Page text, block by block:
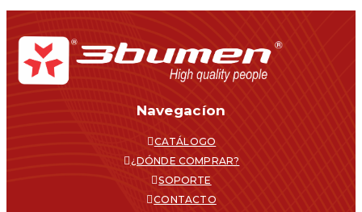
Navegacíon
CATÁLOGO
¿DÓNDE COMPRAR?
SOPORTE
CONTACTO